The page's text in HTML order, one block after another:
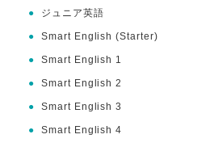
● ジュニア英語
● Smart English (Starter)
● Smart English 1
● Smart English 2
● Smart English 3
● Smart English 4